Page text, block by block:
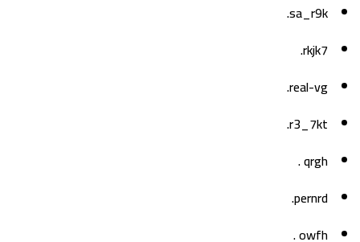
sa_r9k.
rkjk7.
real-vg.
r3_7kt.
qrgh .
pernrd.
owfh .